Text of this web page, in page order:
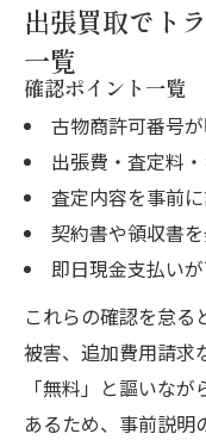
買取サー
買取利用
リサイク
買取サー
リサイクル買
リサイク
買取申込
家電や家
リサイク
出張買取でト
一覧
確認ポイント一覧
古物商許可番号
出張費・査定料
査定内容を事前
契約書や領収書
即日現金支払い
これらの確認を怠る
被害、追加費用請求
「無料」と謳いな
あるため、事前説明